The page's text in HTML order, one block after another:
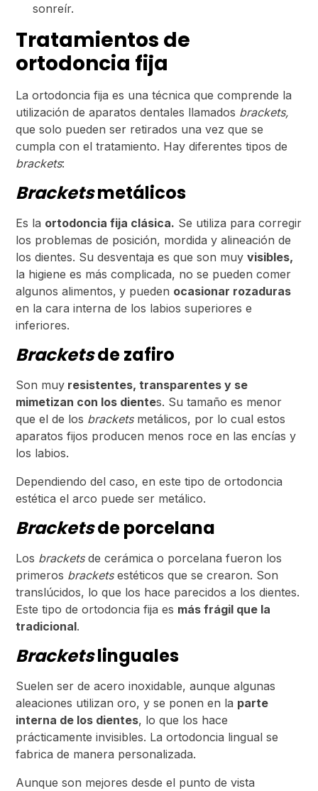
sonreír.
Tratamientos de
ortodoncia fija
La ortodoncia fija es una técnica que comprende la
utilización de aparatos dentales llamados brackets,
que solo pueden ser retirados una vez que se
cumpla con el tratamiento. Hay diferentes tipos de
brackets:
Bracketsmetálicos
Es la ortodoncia fija clásica. Se utiliza para corregir
los problemas de posición, mordida y alineación de
los dientes. Su desventaja es que son muyvisibles,
la higiene es más complicada, no se pueden comer
algunos alimentos, y pueden ocasionar rozaduras
en la cara interna de los labios superiores e
inferiores.
Bracketsde zafiro
Son muy resistentes, transparentes y se
mimetizan con los dientes. Su tamaño es menor
que el de los brackets metálicos, por lo cual estos
aparatos fijos producen menos roce en las encías y
los labios.
Dependiendo del caso, en este tipo de ortodoncia
estética el arco puede ser metálico.
Bracketsde porcelana
Los bracketsde cerámica o porcelana fueron los
primeros bracketsestéticos que se crearon. Son
translúcidos, lo que los hace parecidos a los dientes.
Este tipo de ortodoncia fija es más frágil que la
tradicional.
Bracketslinguales
Suelen ser de acero inoxidable, aunque algunas
aleaciones utilizan oro, y se ponen en la parte
interna de los dientes, lo que los hace
prácticamente invisibles. La ortodoncia lingual se
fabrica de manera personalizada.
Aunque son mejores desde el punto de vista